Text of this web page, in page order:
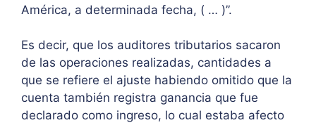
América, a determinada fecha, ( … )”.
Es decir, que los auditores tributarios sacaron
de las operaciones realizadas, cantidades a
que se refiere el ajuste habiendo omitido que la
cuenta también registra ganancia que fue
declarado como ingreso, lo cual estaba afecto